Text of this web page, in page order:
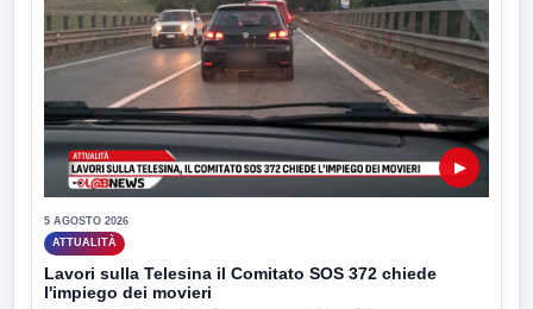
▶
5 AGOSTO 2026
ATTUALITÀ
Lavori sulla Telesina il Comitato SOS 372 chiede
l'impiego dei movieri